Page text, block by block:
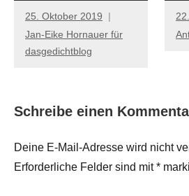
25. Oktober 2019
Jan-Eike Hornauer für
dasgedichtblog
Schreibe einen
Deine E-Mail-Adresse wird nicht
Erforderliche Felder sind mit*